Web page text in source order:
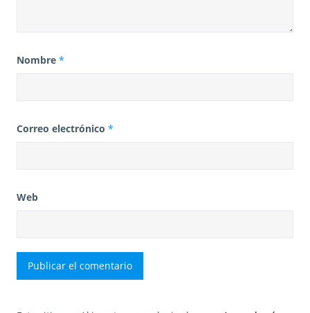
Nombre *
Correo electrónico *
Web